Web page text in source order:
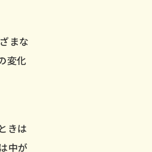
まな
変化
きは
中が